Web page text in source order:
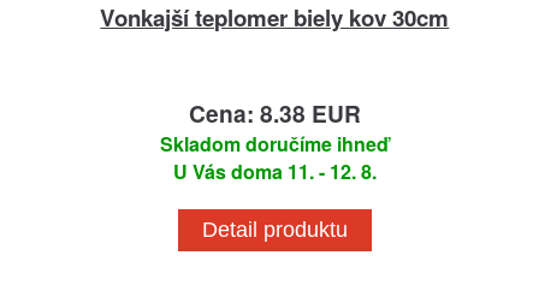
Vonkajší teplomer biely kov 30cm
Cena: 8.38 EUR
Skladom doručíme ihneď
U Vás doma 11. - 12. 8.
Detail produktu